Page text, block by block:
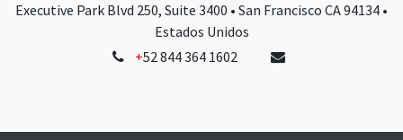
Executive Park Blvd 250, Suite 3400 • San Francisco CA 94134 •
Estados Unidos
+52 844 364 1602